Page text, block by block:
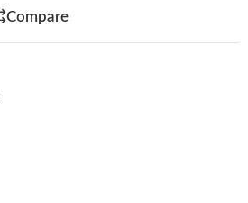
Compare